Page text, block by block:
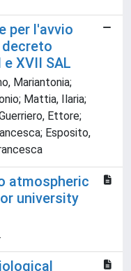
per l'avvio
XVII SAL
Mariantonia;
Mattia, Ilaria;
Ettore;
Esposito,
atmospheric
university